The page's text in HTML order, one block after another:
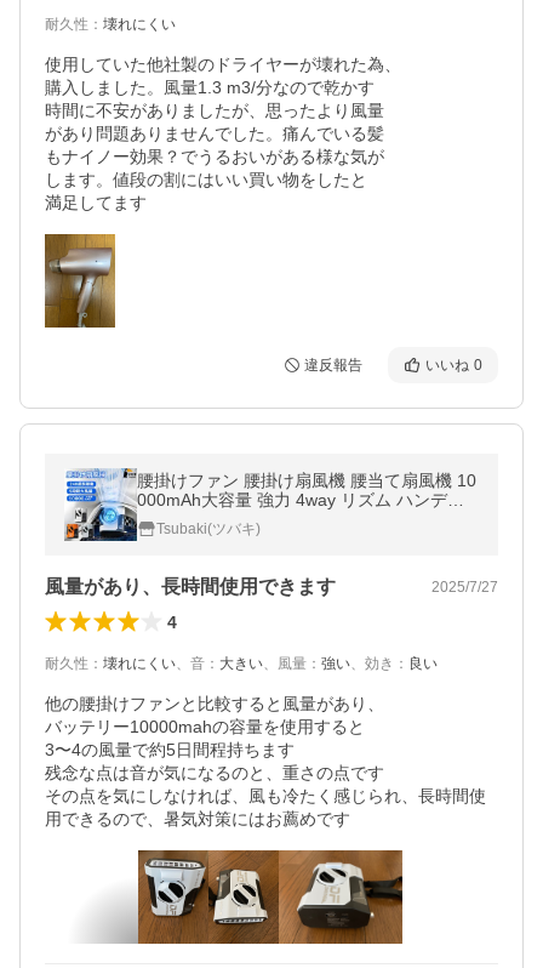
耐久性 ： 壊れにくい
使用していた他社製のドライヤーが壊れた為、
購入しました。風量1.3 m3/分なので乾かす
時間に不安がありましたが、思ったより風量
があり問題ありませんでした。痛んでいる髪
もナイノー効果？でうるおいがある様な気が
します。値段の割にはいい買い物をしたと
満足してます
違反報告 いいね 0
腰掛けファン 腰掛け扇風機 腰当て扇風機 10
000mAh大容量 強力 4way リズム ハンディ
ファン 5段階風量調節 LED表示 ブラシレス
モーター 熱中症対策 屋外作業
Tsubaki(ツバキ)
風量があり、長時間使用できます 2025/7/27
4
耐久性 ： 壊れにくい、 音 ： 大きい、 風量 ： 強い、 効き ： 良い
他の腰掛けファンと比較すると風量があり、
バッテリー10000mahの容量を使用すると
3〜4の風量で約5日間程持ちます
残念な点は音が気になるのと、重さの点です
その点を気にしなければ、風も冷たく感じられ、長時間使